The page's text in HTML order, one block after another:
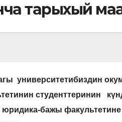
тарыхый
студенттеринин
бажы